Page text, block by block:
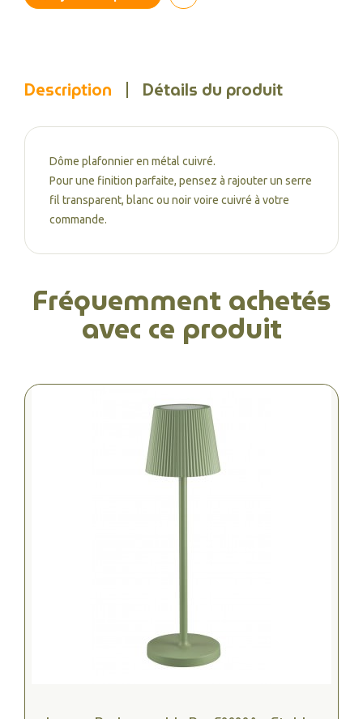
Description Détails du produit
Dôme plafonnier en métal cuivré.
Pour une finition parfaite, pensez à rajouter un serre
fil transparent, blanc ou noir voire cuivré à votre
commande.
Fréquemment achetés
avec ce produit